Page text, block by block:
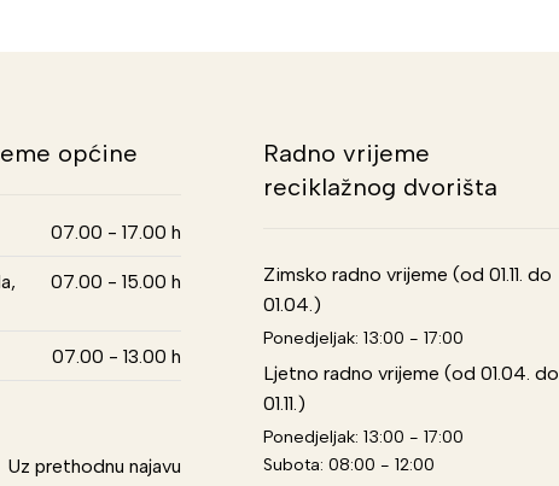
općine
07.00 - 17.00 h
07.00 - 15.00 h
07.00 - 13.00 h
Uz prethodnu najavu
Radno vrijeme
reciklažnog dvorišta
Zimsko radno vrijeme (od 01.11. do
01.04.)
Ponedjeljak: 13:00 - 17:00
Ljetno radno vrijeme (od 01.04. do
01.11.)
Ponedjeljak: 13:00 - 17:00
Subota: 08:00 - 12:00